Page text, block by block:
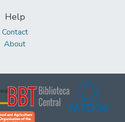
Help
Contact
About